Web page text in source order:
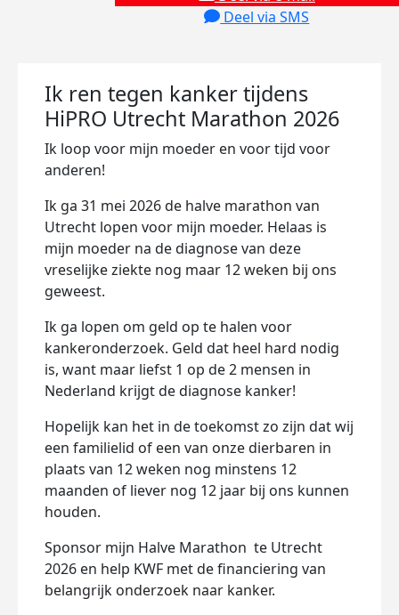
Deel via SMS
Ik ren tegen kanker tijdens
HiPRO Utrecht Marathon 2026
Ik loop voor mijn moeder en voor tijd voor
anderen!
Ik ga 31 mei 2026 de halve marathon van
Utrecht lopen voor mijn moeder. Helaas is
mijn moeder na de diagnose van deze
vreselijke ziekte nog maar 12 weken bij ons
geweest.
Ik ga lopen om geld op te halen voor
kankeronderzoek. Geld dat heel hard nodig
is, want maar liefst 1 op de 2 mensen in
Nederland krijgt de diagnose kanker!
Hopelijk kan het in de toekomst zo zijn dat wij
een familielid of een van onze dierbaren in
plaats van 12 weken nog minstens 12
maanden of liever nog 12 jaar bij ons kunnen
houden.
Sponsor mijn Halve Marathon te Utrecht
2026 en help KWF met de financiering van
belangrijk onderzoek naar kanker.